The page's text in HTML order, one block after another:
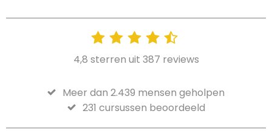
4,8 sterren uit 387 reviews
Meer dan 2.439 mensen geholpen
231 cursussen beoordeeld